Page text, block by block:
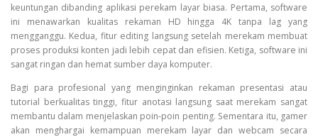
keuntungan dibanding aplikasi perekam layar biasa. Pertama, software
ini menawarkan kualitas rekaman HD hingga 4K tanpa lag yang
mengganggu. Kedua, fitur editing langsung setelah merekam membuat
proses produksi konten jadi lebih cepat dan efisien. Ketiga, software ini
sangat ringan dan hemat sumber daya komputer.
Bagi para profesional yang menginginkan rekaman presentasi atau
tutorial berkualitas tinggi, fitur anotasi langsung saat merekam sangat
membantu dalam menjelaskan poin-poin penting. Sementara itu, gamer
akan menghargai kemampuan merekam layar dan webcam secara